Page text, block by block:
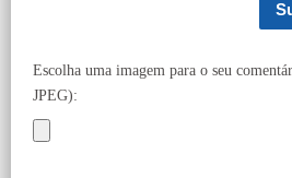
Escolha uma imagem para o seu
JPEG):